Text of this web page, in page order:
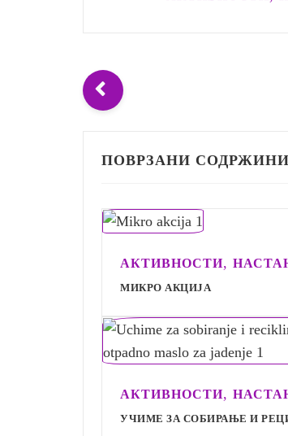
ПОВРЗАНИ СОДРЖИНИ
АКТИВНОСТИ,
МИКРО АКЦИЈА
АКТИВНОСТИ,
УЧИМЕ ЗА СОБИРАЊЕ И